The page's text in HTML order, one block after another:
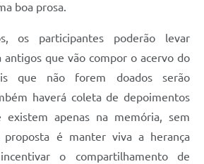
boa prosa.
os participantes poderão levar
antigos que vão compor o acervo do
que não forem doados serão
haverá coleta de depoimentos
existem apenas na memória, sem
é manter viva a herança
o compartilhamento de